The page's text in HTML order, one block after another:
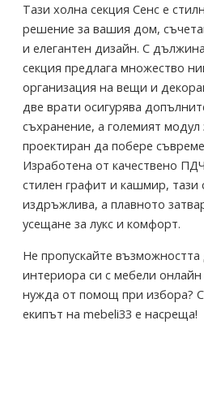
Тази холна секция Сенс е
решение за вашия дом,
и елегантен дизайн. С
секция предлага множество
организация на вещи и
две врати осигурява
съхранение, а големият модул
проектиран да побере
Изработена от качествено
стилен графит и кашмир, тази
издръжлива, а плавното
усещане за лукс и комфорт.
Не пропускайте
интериора си с мебели
нужда от помощ при избора?
екипът на mebeli33 е насреща!